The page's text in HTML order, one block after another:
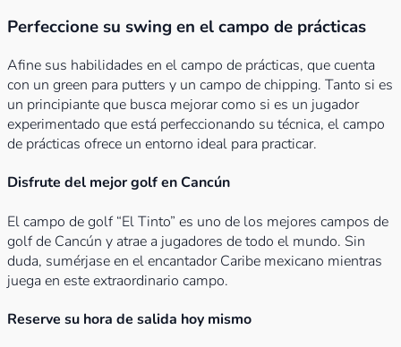
Perfeccione su swing en el campo de prácticas
Afine sus habilidades en el campo de prácticas, que cuenta
con un green para putters y un campo de chipping. Tanto si es
un principiante que busca mejorar como si es un jugador
experimentado que está perfeccionando su técnica, el campo
de prácticas ofrece un entorno ideal para practicar.
Disfrute del mejor golf en Cancún
El campo de golf “El Tinto” es uno de los mejores campos de
golf de Cancún y atrae a jugadores de todo el mundo. Sin
duda, sumérjase en el encantador Caribe mexicano mientras
juega en este extraordinario campo.
Reserve su hora de salida hoy mismo